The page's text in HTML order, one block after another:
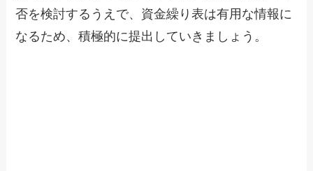
否を検討するうえで、資金繰り表は有用な情報に
なるため、積極的に提出していきましょう。